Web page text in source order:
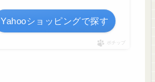
Yahooショッピングで探す
ポチップ